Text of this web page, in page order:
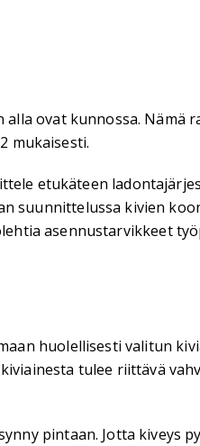
ovat kunnossa. Nämä
mukaisesti.
etukäteen
suunnittelussa kivien
asennustarvikkeet
huolellisesti valitun
tulee riittävä
pintaan. Jotta kiveys